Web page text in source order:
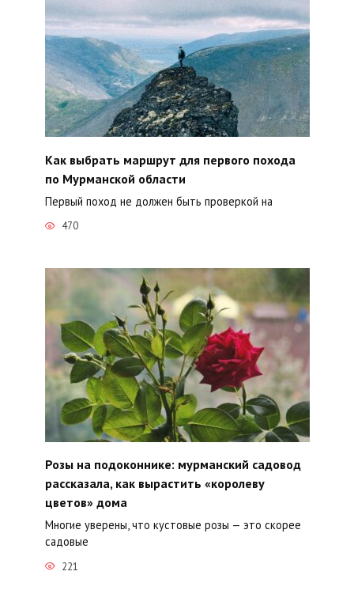
Как выбрать маршрут для первого похода
по Мурманской области
Первый поход не должен быть проверкой на
470
Розы на подоконнике: мурманский садовод
рассказала, как вырастить «королеву
цветов» дома
Многие уверены, что кустовые розы — это скорее
садовые
221